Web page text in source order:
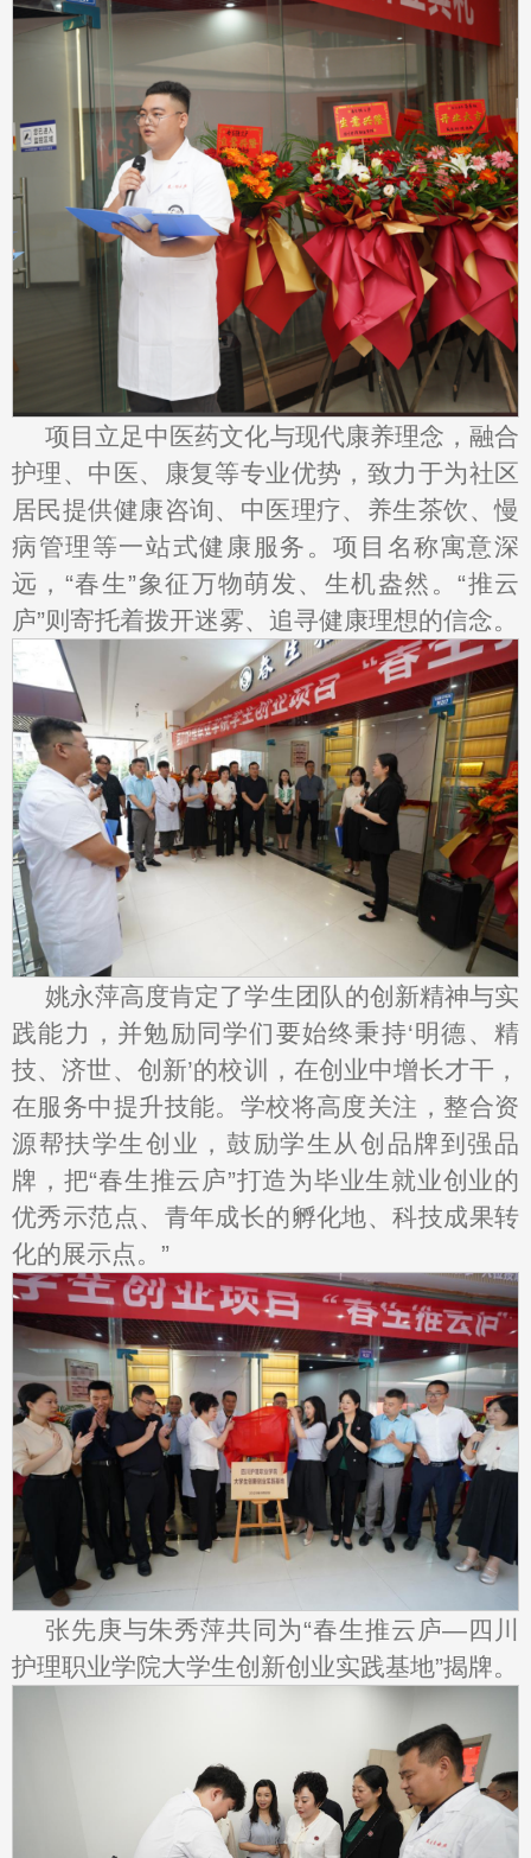
项目立足中医药文化与现代康养理念，融合
护理、中医、康复等专业优势，致力于为社区
居民提供健康咨询、中医理疗、养生茶饮、慢
病管理等一站式健康服务。项目名称寓意深
远，“春生”象征万物萌发、生机盎然。“推云
庐”则寄托着拨开迷雾、追寻健康理想的信念。
姚永萍高度肯定了学生团队的创新精神与实
践能力，并勉励同学们要始终秉持‘明德、精
技、济世、创新’的校训，在创业中增长才干，
在服务中提升技能。学校将高度关注，整合资
源帮扶学生创业，鼓励学生从创品牌到强品
牌，把“春生推云庐”打造为毕业生就业创业的
优秀示范点、青年成长的孵化地、科技成果转
化的展示点。”
张先庚与朱秀萍共同为“春生推云庐—四川
护理职业学院大学生创新创业实践基地”揭牌。